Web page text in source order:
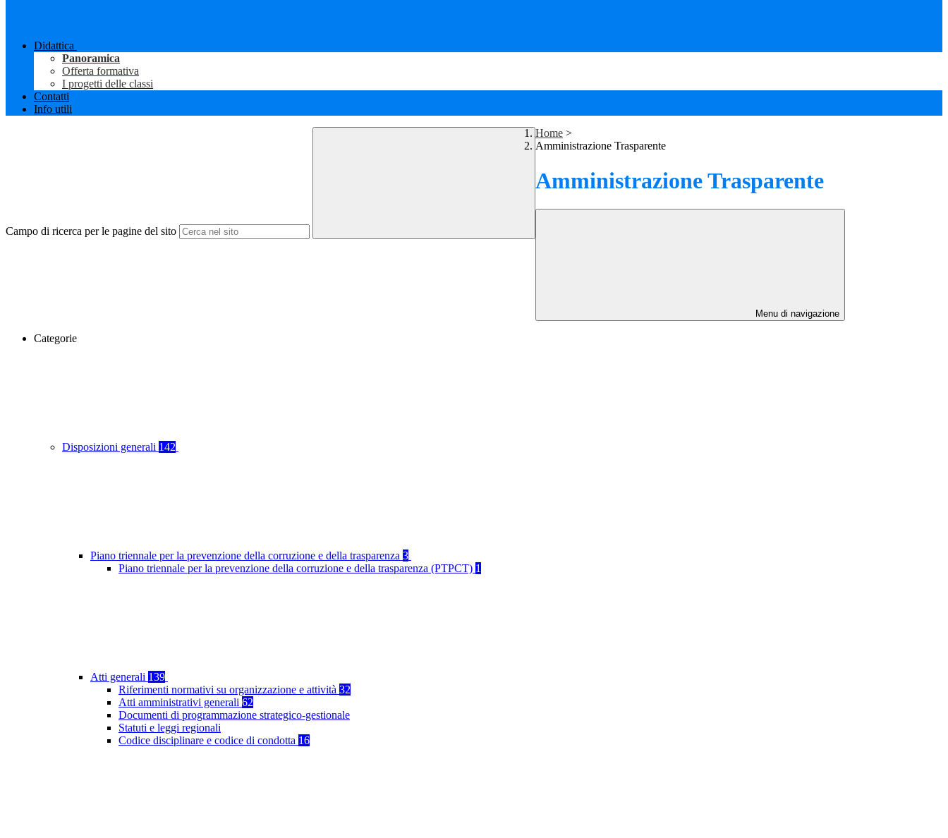
Didattica
Panoramica
Offerta formativa
I progetti delle classi
Contatti
Info utili
Campo di ricerca per le pagine del sito
Home >
Amministrazione Trasparente
Amministrazione Trasparente
Menu di navigazione
Categorie
Disposizioni generali 142
Piano triennale per la prevenzione della corruzione e della trasparenza 3
Piano triennale per la prevenzione della corruzione e della trasparenza (PTPCT) 1
Atti generali 139
Riferimenti normativi su organizzazione e attività 32
Atti amministrativi generali 62
Documenti di programmazione strategico-gestionale
Statuti e leggi regionali
Codice disciplinare e codice di condotta 16